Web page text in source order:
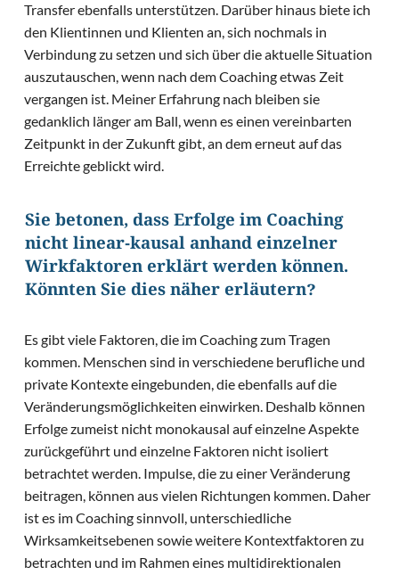
Transfer ebenfalls unterstützen. Darüber hinaus biete ich
den Klientinnen und Klienten an, sich nochmals in
Verbindung zu setzen und sich über die aktuelle Situation
auszutauschen, wenn nach dem Coaching etwas Zeit
vergangen ist. Meiner Erfahrung nach bleiben sie
gedanklich länger am Ball, wenn es einen vereinbarten
Zeitpunkt in der Zukunft gibt, an dem erneut auf das
Erreichte geblickt wird.
Sie betonen, dass Erfolge im Coaching
nicht linear-kausal anhand einzelner
Wirkfaktoren erklärt werden können.
Könnten Sie dies näher erläutern?
Es gibt viele Faktoren, die im Coaching zum Tragen
kommen. Menschen sind in verschiedene berufliche und
private Kontexte eingebunden, die ebenfalls auf die
Veränderungsmöglichkeiten einwirken. Deshalb können
Erfolge zumeist nicht monokausal auf einzelne Aspekte
zurückgeführt und einzelne Faktoren nicht isoliert
betrachtet werden. Impulse, die zu einer Veränderung
beitragen, können aus vielen Richtungen kommen. Daher
ist es im Coaching sinnvoll, unterschiedliche
Wirksamkeitsebenen sowie weitere Kontextfaktoren zu
betrachten und im Rahmen eines multidirektionalen